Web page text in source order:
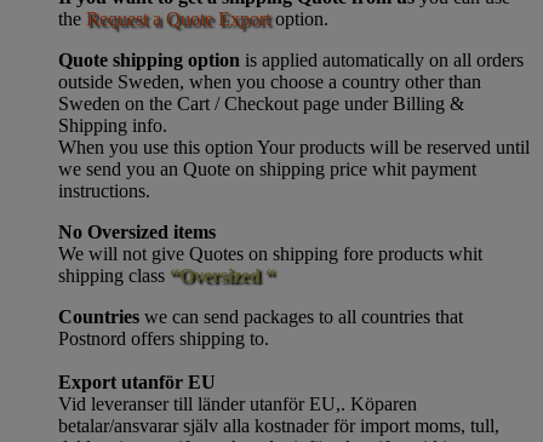
the Request a Quote Exportoption.
Quote shipping option is applied automatically on all orders
outside Sweden, when you choose a country other than
Sweden on the Cart / Checkout page under Billing &
Shipping info.
When you use this option Your products will be reserved until
we send you an Quote on shipping price whit payment
instructions.
No Oversized items
We will not give Quotes on shipping fore products whit
shipping class “Oversized “
Countries we can send packages to all countries that
Postnord offers shipping to.
Export utanför EU
Vid leveranser till länder utanför EU,. Köparen
betalar/ansvarar själv alla kostnader för import moms, tull,